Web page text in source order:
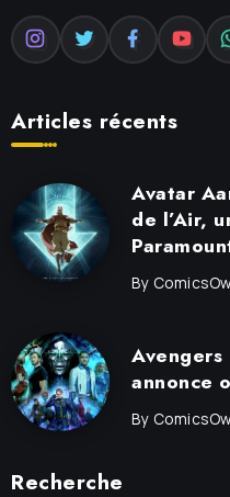
Articles récents
Avatar
de l’Air,
By
Avengers
annonce
By
Recherche